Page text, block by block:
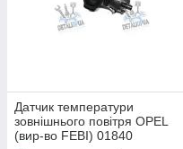
Датчик температури
зовнішнього повітря OPEL
(вир-во FEBI) 01840